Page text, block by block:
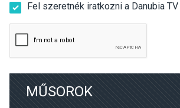
Fel szeretnék iratkozni a Danubia
MŰSOROK